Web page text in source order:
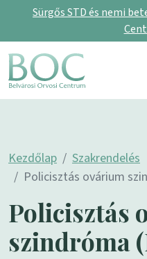
Sürgős STD és nemi
Skip to content
Main Navigation
Kezdőlap
Szakrendelés
Policisztás ovárium
Policisztás
szindróma